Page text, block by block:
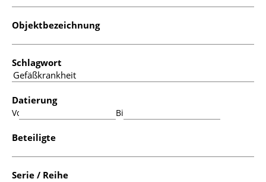
Objektbezeichnung
Schlagwort
Datierung
Von: Bis:
Beteiligte
Serie / Reihe